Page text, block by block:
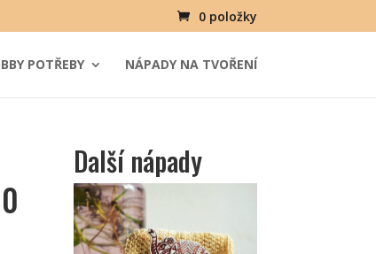
0 položky
POTŘEBY NÁPADY NA TVOŘENÍ
Další nápady